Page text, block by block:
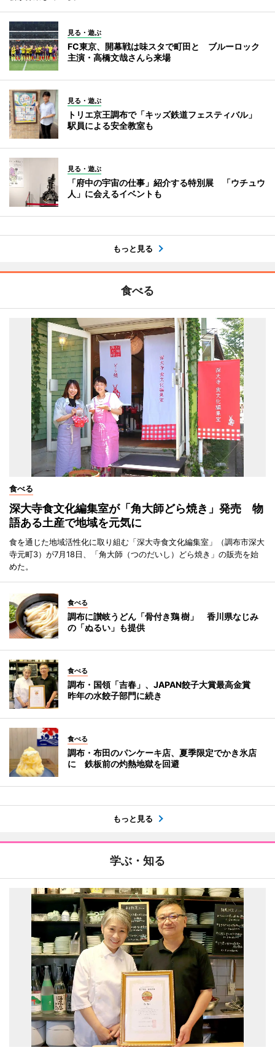
見る・遊ぶ
FC東京、開幕戦は味スタで町田と ブルーロック
主演・高橋文哉さんら来場
見る・遊ぶ
トリエ京王調布で「キッズ鉄道フェスティバル」
駅員による安全教室も
見る・遊ぶ
「府中の宇宙の仕事」紹介する特別展 「ウチュウ
人」に会えるイベントも
もっと見る
食べる
食べる
深大寺食文化編集室が「角大師どら焼き」発売 物
語ある土産で地域を元気に
食を通じた地域活性化に取り組む「深大寺食文化編集室」（調布市深大
寺元町3）が7月18日、「角大師（つのだいし）どら焼き」の販売を始
めた。
食べる
調布に讃岐うどん「骨付き鶏 樹」 香川県なじみ
の「ぬるい」も提供
食べる
調布・国領「吉春」、JAPAN餃子大賞最高金賞
昨年の水餃子部門に続き
食べる
調布・布田のパンケーキ店、夏季限定でかき氷店
に 鉄板前の灼熱地獄を回避
もっと見る
学ぶ・知る